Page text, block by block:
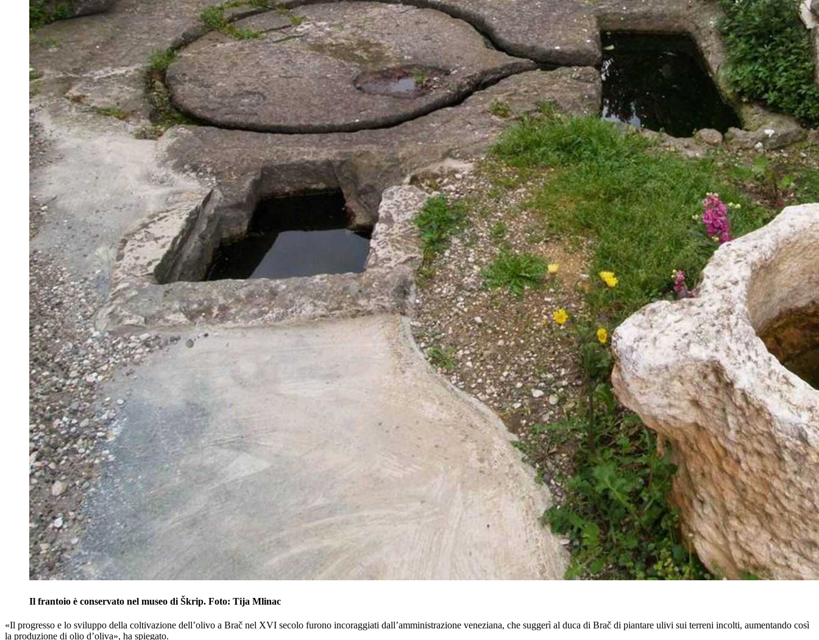
Il frantoio è conservato nel museo di Škrip. Foto: Tija Mlinac
«Il progresso e lo sviluppo della coltivazione dell’olivo a Brač nel XVI secolo furono incoraggiati dall’amministrazione veneziana, che suggerì al duca di Brač di piantare ulivi sui terreni incolti, aumentando così
la produzione di olio d’oliva», ha spiegato.